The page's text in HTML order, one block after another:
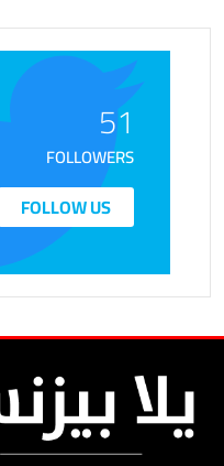
51
FOLLOWERS
FOLLOW US